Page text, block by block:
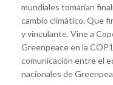
mundiales tomarían
cambio climático. Que
y vinculante. Vine a
Greenpeace en la
comunicación entre el
nacionales de